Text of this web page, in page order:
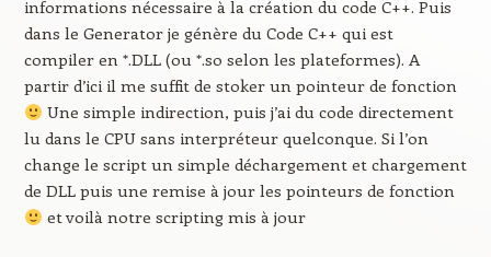
informations nécessaire à la création du code C++. Puis
dans le Generator je génère du Code C++ qui est
compiler en *.DLL (ou *.so selon les plateformes). A
partir d’ici il me suffit de stoker un pointeur de fonction
Une simple indirection, puis j’ai du code directement
lu dans le CPU sans interpréteur quelconque. Si l’on
change le script un simple déchargement et chargement
de DLL puis une remise à jour les pointeurs de fonction
et voilà notre scripting mis à jour